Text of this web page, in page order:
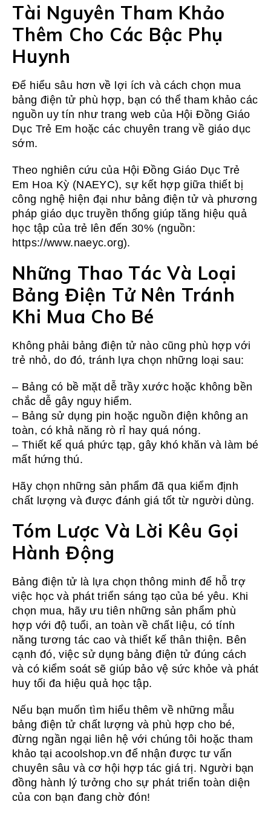
Tài Nguyên Tham Khảo
Thêm Cho Các Bậc Phụ
Huynh
Để hiểu sâu hơn về lợi ích và cách chọn mua
bảng điện tử phù hợp, bạn có thể tham khảo các
nguồn uy tín như trang web của Hội Đồng Giáo
Dục Trẻ Em hoặc các chuyên trang về giáo dục
sớm.
Theo nghiên cứu của Hội Đồng Giáo Dục Trẻ
Em Hoa Kỳ (NAEYC), sự kết hợp giữa thiết bị
công nghệ hiện đại như bảng điện tử và phương
pháp giáo dục truyền thống giúp tăng hiệu quả
học tập của trẻ lên đến 30% (nguồn:
https://www.naeyc.org).
Những Thao Tác Và Loại
Bảng Điện Tử Nên Tránh
Khi Mua Cho Bé
Không phải bảng điện tử nào cũng phù hợp với
trẻ nhỏ, do đó, tránh lựa chọn những loại sau:
– Bảng có bề mặt dễ trầy xước hoặc không bền
chắc dễ gây nguy hiểm.
– Bảng sử dụng pin hoặc nguồn điện không an
toàn, có khả năng rò rỉ hay quá nóng.
– Thiết kế quá phức tạp, gây khó khăn và làm bé
mất hứng thú.
Hãy chọn những sản phẩm đã qua kiểm định
chất lượng và được đánh giá tốt từ người dùng.
Tóm Lược Và Lời Kêu Gọi
Hành Động
Bảng điện tử là lựa chọn thông minh để hỗ trợ
việc học và phát triển sáng tạo của bé yêu. Khi
chọn mua, hãy ưu tiên những sản phẩm phù
hợp với độ tuổi, an toàn về chất liệu, có tính
năng tương tác cao và thiết kế thân thiện. Bên
cạnh đó, việc sử dụng bảng điện tử đúng cách
và có kiểm soát sẽ giúp bảo vệ sức khỏe và phát
huy tối đa hiệu quả học tập.
Nếu bạn muốn tìm hiểu thêm về những mẫu
bảng điện tử chất lượng và phù hợp cho bé,
đừng ngần ngại liên hệ với chúng tôi hoặc tham
khảo tại acoolshop.vn để nhận được tư vấn
chuyên sâu và cơ hội hợp tác giá trị. Người bạn
đồng hành lý tưởng cho sự phát triển toàn diện
của con bạn đang chờ đón!